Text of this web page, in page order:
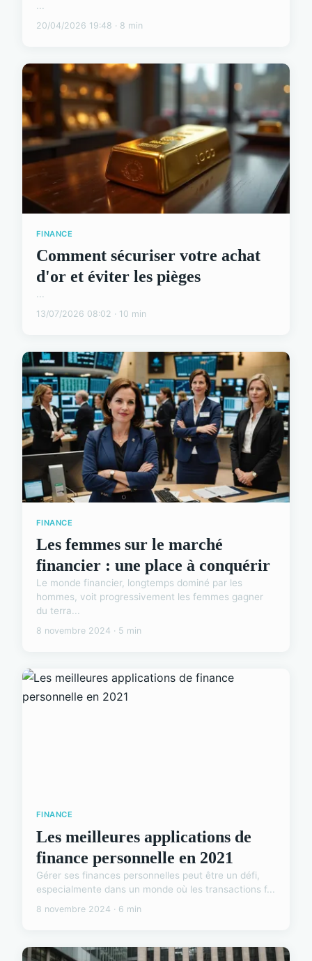
...
20/04/2026 19:48 · 8 min
FINANCE
Comment sécuriser votre achat
d'or et éviter les pièges
...
13/07/2026 08:02 · 10 min
FINANCE
Les femmes sur le marché
financier : une place à conquérir
Le monde financier, longtemps dominé par les
hommes, voit progressivement les femmes gagner
du terra...
8 novembre 2024 · 5 min
FINANCE
Les meilleures applications de
finance personnelle en 2021
Gérer ses finances personnelles peut être un défi,
especialmente dans un monde où les transactions f...
8 novembre 2024 · 6 min